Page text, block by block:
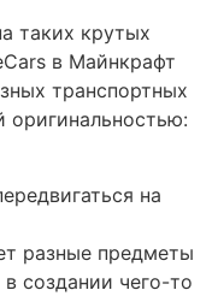
таких крутых
в Майнкрафт
транспортных
оригинальностью:
на
разные предметы
создании чего-то